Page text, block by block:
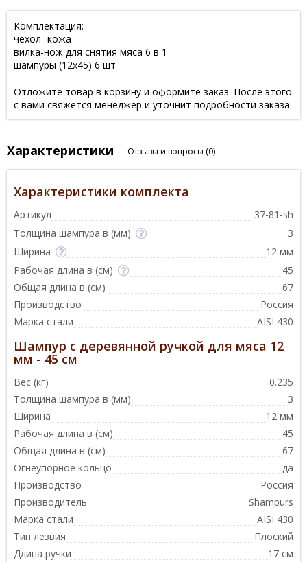
Комплектация:
чехол- кожа
вилка-нож для снятия мяса 6 в 1
шампуры (12х45) 6 шт
Отложите товар в корзину и оформите заказ. После этого
с вами свяжется менеджер и уточнит подробности заказа.
Характеристики Отзывы и вопросы (0)
Характеристики комплекта
Артикул
37-81-sh
Толщина шампура в (мм)
3
Ширина
12 мм
Рабочая длина в (см)
45
Общая длина в (см)
67
Производство
Россия
Марка стали
AISI 430
Шампур с деревянной ручкой для мяса 12
мм - 45 см
Вес (кг)
0.235
Толщина шампура в (мм)
3
Ширина
12 мм
Рабочая длина в (см)
45
Общая длина в (см)
67
Огнеупорное кольцо
да
Производство
Россия
Производитель
Shampurs
Марка стали
AISI 430
Тип лезвия
Плоский
Длина ручки
17 см